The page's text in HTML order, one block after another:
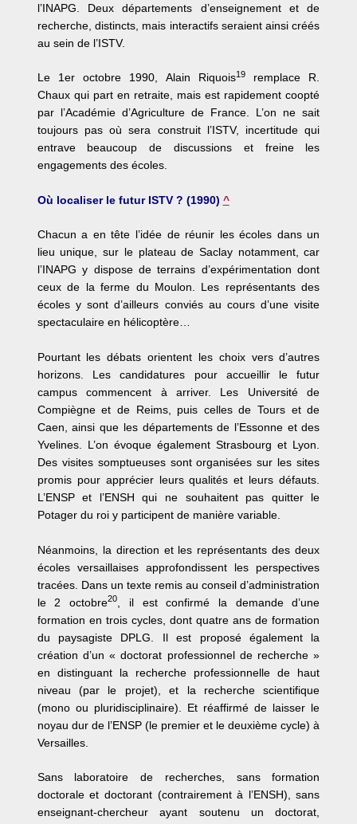
l’INAPG. Deux départements d’enseignement et de
recherche, distincts, mais interactifs seraient ainsi créés
au sein de l’ISTV.
Le 1er octobre 1990, Alain Riquois19remplace R.
Chaux qui part en retraite, mais est rapidement coopté
par l’Académie d’Agriculture de France. L’on ne sait
toujours pas où sera construit l’ISTV, incertitude qui
entrave beaucoup de discussions et freine les
engagements des écoles.
Où localiser le futur ISTV ? (1990) ^
Chacun a en tête l’idée de réunir les écoles dans un
lieu unique, sur le plateau de Saclay notamment, car
l’INAPG y dispose de terrains d’expérimentation dont
ceux de la ferme du Moulon. Les représentants des
écoles y sont d’ailleurs conviés au cours d’une visite
spectaculaire en hélicoptère…
Pourtant les débats orientent les choix vers d’autres
horizons. Les candidatures pour accueillir le futur
campus commencent à arriver. Les Université de
Compiègne et de Reims, puis celles de Tours et de
Caen, ainsi que les départements de l’Essonne et des
Yvelines. L’on évoque également Strasbourg et Lyon.
Des visites somptueuses sont organisées sur les sites
promis pour apprécier leurs qualités et leurs défauts.
L’ENSP et l’ENSH qui ne souhaitent pas quitter le
Potager du roi y participent de manière variable.
Néanmoins, la direction et les représentants des deux
écoles versaillaises approfondissent les perspectives
tracées. Dans un texte remis au conseil d’administration
le 2 octobre20
, il est confirmé la demande d’une
formation en trois cycles, dont quatre ans de formation
du paysagiste DPLG. Il est proposé également la
création d’un « doctorat professionnel de recherche »
en distinguant la recherche professionnelle de haut
niveau (par le projet), et la recherche scientifique
(mono ou pluridisciplinaire). Et réaffirmé de laisser le
noyau dur de l’ENSP (le premier et le deuxième cycle) à
Versailles.
Sans laboratoire de recherches, sans formation
doctorale et doctorant (contrairement à l’ENSH), sans
enseignant-chercheur ayant soutenu un doctorat,